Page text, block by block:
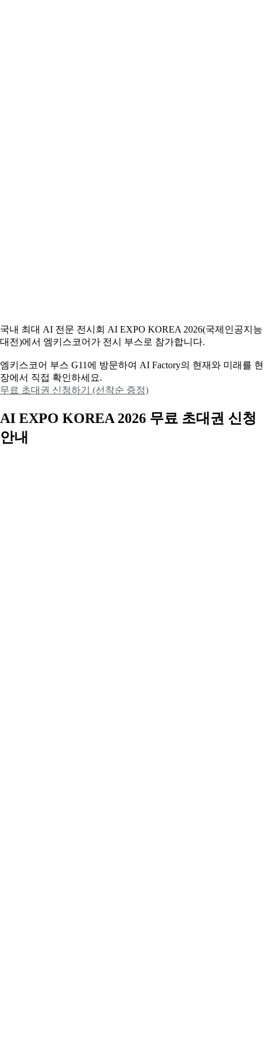
국내 최대 AI 전문 전시회 AI EXPO KOREA 2026(국제인공지능
대전)에서 엠키스코어가 전시 부스로 참가합니다.
엠키스코어 부스 G11에 방문하여 AI Factory의 현재와 미래를 현
장에서 직접 확인하세요.
무료 초대권 신청하기 (선착순 증정)
AI EXPO KOREA 2026 무료 초대권 신청
안내